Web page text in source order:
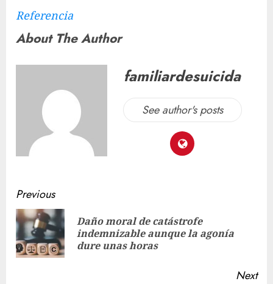
Referencia
About The Author
familiardesuicida
See author's posts
Previous
Daño moral de catástrofe
indemnizable aunque la agonía
dure unas horas
Next